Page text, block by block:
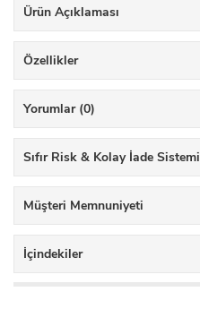
Ürün Açıklaması
Özellikler
Yorumlar (0)
Sıfır Risk & Kolay İade Sistemi
Müşteri Memnuniyeti
İçindekiler